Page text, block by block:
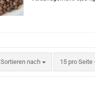
Sortieren nach
Sortieren nach 15 pro Seite
pro Seite